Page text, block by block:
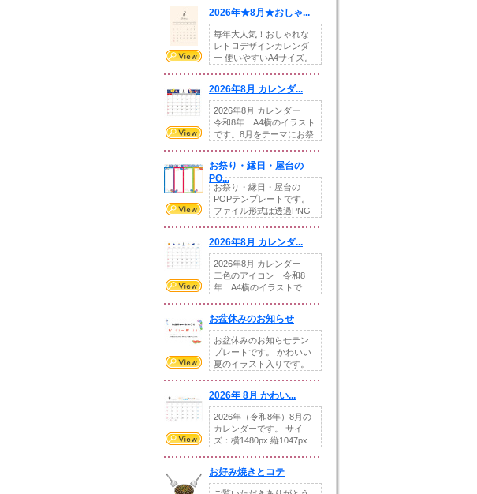
2026年★8月★おしゃ...
毎年大人気！おしゃれな
レトロデザインカレンダ
ー 使いやすいA4サイズ。
2026年8月 カレンダ...
2026年8月 カレンダー
令和8年 A4横のイラスト
です。8月をテーマにお祭
お祭り・縁日・屋台の
PO...
お祭り・縁日・屋台の
POPテンプレートです。
ファイル形式は透過PNG
2026年8月 カレンダ...
2026年8月 カレンダー
二色のアイコン 令和8
年 A4横のイラストで
お盆休みのお知らせ
お盆休みのお知らせテン
プレートです。 かわいい
夏のイラスト入りです。
2026年 8月 かわい...
2026年（令和8年）8月の
カレンダーです。 サイ
ズ：横1480px 縦1047px...
お好み焼きとコテ